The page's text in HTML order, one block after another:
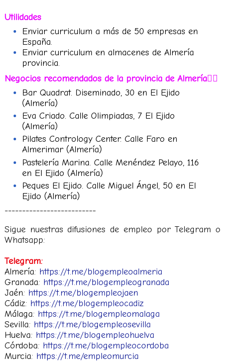
Utilidades
Enviar curriculum a más de 50 empresas en
España.
Enviar curriculum en almacenes de Almería
provincia.
Negocios recomendados de la provincia de Almería👇🏻
Bar Quadrat. Diseminado, 30 en El Ejido
(Almería)
Eva Criado. Calle Olimpiadas, 7 El Ejido
(Almería)
Pilates Contrology Center. Calle Faro en
Almerimar (Almería)
Pastelería Marina. Calle Menéndez Pelayo, 116
en El Ejido (Almería)
Peques El Ejido. Calle Miguel Ángel, 50 en El
Ejido (Almería)
--------------------------
Sigue nuestras difusiones de empleo por Telegram o
Whatsapp:
Telegram:
Almería: https://t.me/blogempleoalmeria
Granada: https://t.me/blogempleogranada
Jaén: https://t.me/blogempleojaen
Cádiz: https://t.me/blogempleocadiz
Málaga: https://t.me/blogempleomalaga
Sevilla: https://t.me/blogempleosevilla
Huelva: https://t.me/blogempleohuelva
Córdoba: https://t.me/blogempleocordoba
Murcia: https://t.me/empleomurcia